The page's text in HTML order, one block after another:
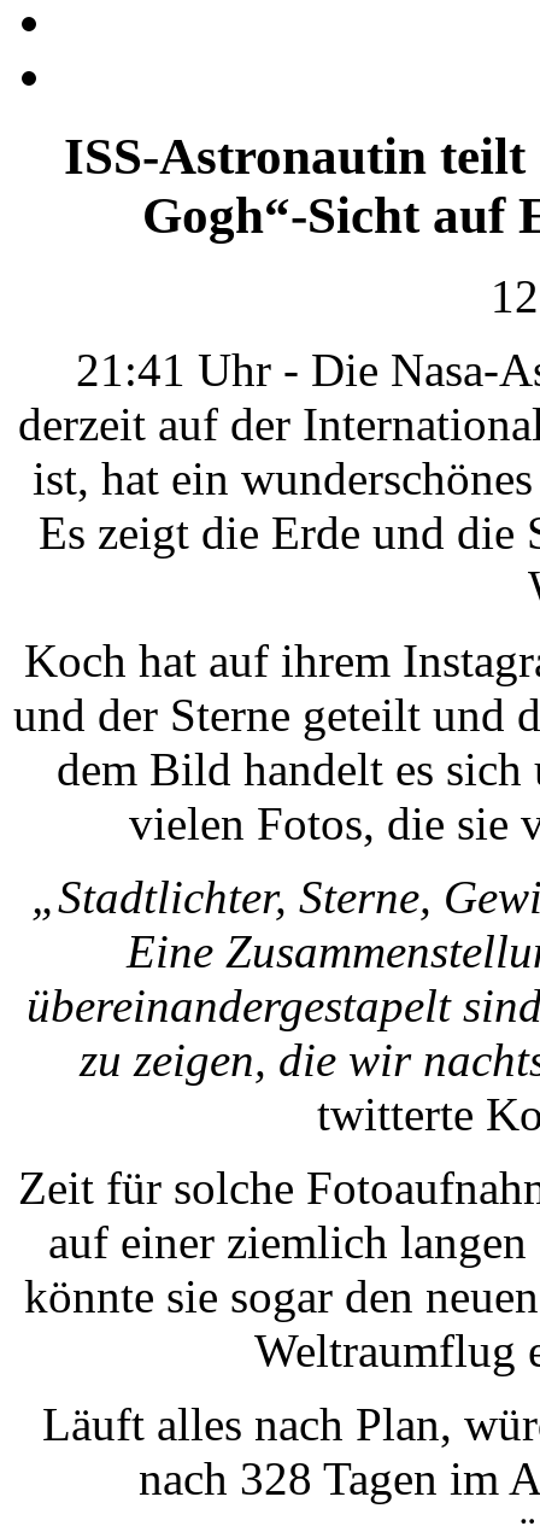
ISS-Astronautin teilt
Gogh“-Sicht auf
21:41 Uhr - Die Nasa-
derzeit auf der
ist, hat ein
Es zeigt die Erde und die
Koch hat auf ihrem
und der Sterne geteilt und
dem Bild handelt es sich
vielen Fotos, die sie
„Stadtlichter, Sterne,
Eine
übereinandergestapelt
zu zeigen, die wir
twitterte
Zeit für solche
auf einer ziemlich
könnte sie sogar den
Weltraumflug
Läuft alles nach Plan,
nach 328 Tagen im